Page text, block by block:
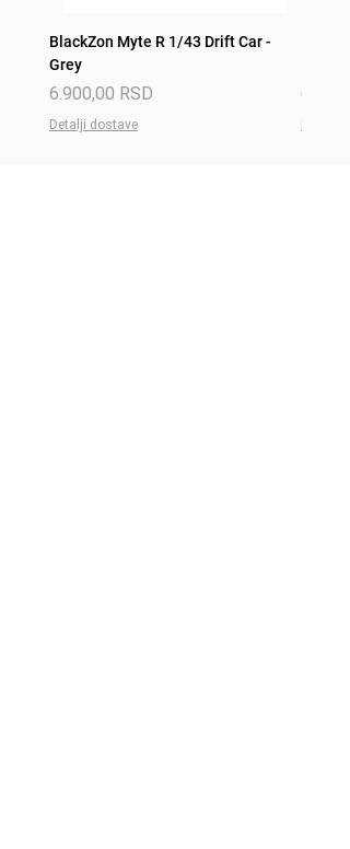
BlackZon Myte R 1/43 Drift Car -
Grey
Price
6.900,00 RSD
Detalji dostave
Price